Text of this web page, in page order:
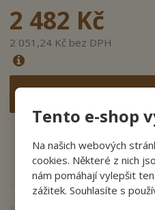
Tento e-shop
Na našich webových
cookies. Některé z nich
nám pomáhají vylepšit
zážitek. Souhlasíte s
2 482 Kč
2 051,24 Kč bez DPH
Zeptejte se odborníka